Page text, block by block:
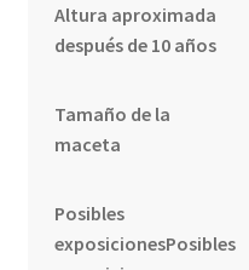
Altura aproximada
después de 10 años
Tamaño de la
maceta
Posibles
exposicionesPosibles